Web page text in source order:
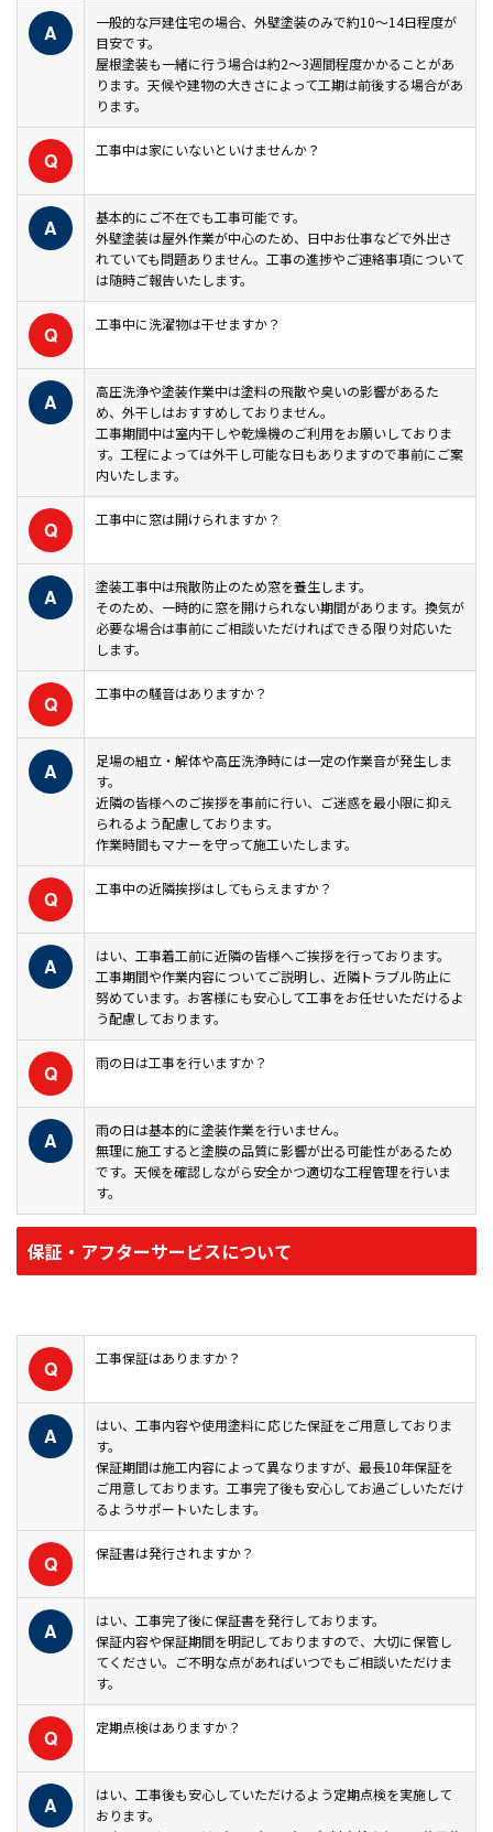
A
一般的な戸建住宅の場合、外壁塗装のみで約10〜14日程度が
目安です。
屋根塗装も一緒に行う場合は約2〜3週間程度かかることがあ
ります。天候や建物の大きさによって工期は前後する場合があ
ります。
Q 工事中は家にいないといけませんか？
A
基本的にご不在でも工事可能です。
外壁塗装は屋外作業が中心のため、日中お仕事などで外出さ
れていても問題ありません。工事の進捗やご連絡事項について
は随時ご報告いたします。
Q 工事中に洗濯物は干せますか？
A
高圧洗浄や塗装作業中は塗料の飛散や臭いの影響があるた
め、外干しはおすすめしておりません。
工事期間中は室内干しや乾燥機のご利用をお願いしておりま
す。工程によっては外干し可能な日もありますので事前にご案
内いたします。
Q 工事中に窓は開けられますか？
A
塗装工事中は飛散防止のため窓を養生します。
そのため、一時的に窓を開けられない期間があります。換気が
必要な場合は事前にご相談いただければできる限り対応いた
します。
Q 工事中の騒音はありますか？
A
足場の組立・解体や高圧洗浄時には一定の作業音が発生しま
す。
近隣の皆様へのご挨拶を事前に行い、ご迷惑を最小限に抑え
られるよう配慮しております。
作業時間もマナーを守って施工いたします。
Q 工事中の近隣挨拶はしてもらえますか？
A
はい、工事着工前に近隣の皆様へご挨拶を行っております。
工事期間や作業内容についてご説明し、近隣トラブル防止に
努めています。お客様にも安心して工事をお任せいただけるよ
う配慮しております。
Q 雨の日は工事を行いますか？
A
雨の日は基本的に塗装作業を行いません。
無理に施工すると塗膜の品質に影響が出る可能性があるため
です。天候を確認しながら安全かつ適切な工程管理を行いま
す。
保証・アフターサービスについて
Q 工事保証はありますか？
A
はい、工事内容や使用塗料に応じた保証をご用意しておりま
す。
保証期間は施工内容によって異なりますが、最長10年保証を
ご用意しております。工事完了後も安心してお過ごしいただけ
るようサポートいたします。
Q 保証書は発行されますか？
A
はい、工事完了後に保証書を発行しております。
保証内容や保証期間を明記しておりますので、大切に保管し
てください。ご不明な点があればいつでもご相談いただけま
す。
Q 定期点検はありますか？
A
はい、工事後も安心していただけるよう定期点検を実施して
おります。